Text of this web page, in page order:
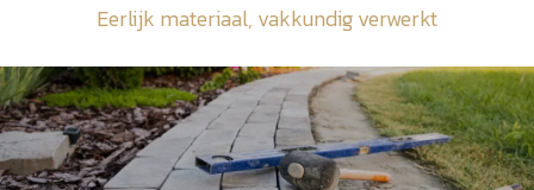
Eerlijk materiaal, vakkundig verwerkt